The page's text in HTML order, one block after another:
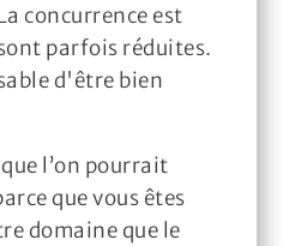
concurrence est
parfois réduites.
d'être bien
l’on pourrait
que vous êtes
domaine que le